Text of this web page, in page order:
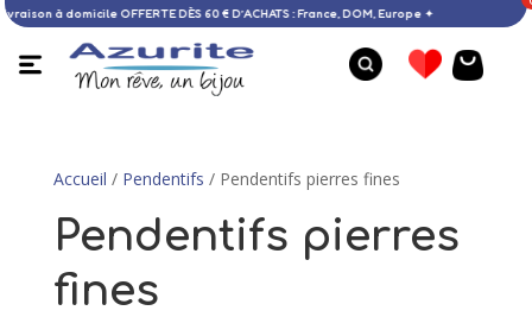
✦ Livraison à domicile OFFERTE DÈS 60 € D’ACHATS : France, DOM,
Accueil / Pendentifs / Pendentifs pierres fines
Pendentifs pierres
fines